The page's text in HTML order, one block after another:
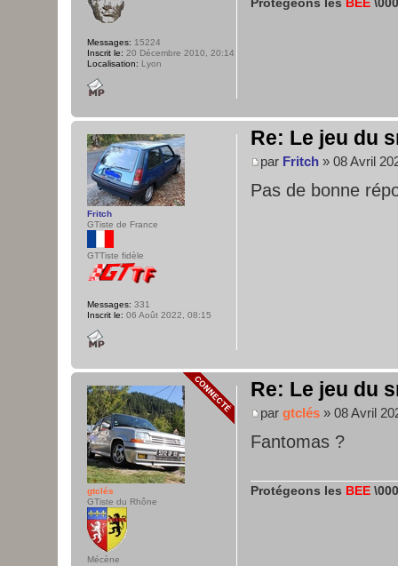
Messages: 15224
Inscrit le: 20 Décembre 2010, 20:14
Localisation: Lyon
Re: Le jeu du
par Fritch » 08 Avril
Pas de bonne
Fritch
GTiste de France
GTTiste fidèle
Messages: 331
Inscrit le: 06 Août 2022, 08:15
Re: Le jeu du
par gtclés » 08 Avril
Fantomas ?
Protégeons les BEE
gtclés
GTiste du Rhône
Mécène